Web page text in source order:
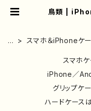
鳥類 |
ホ
スマホ＆iPhoneケ
スマホ
iPhone／
グリップケ
ハードケース